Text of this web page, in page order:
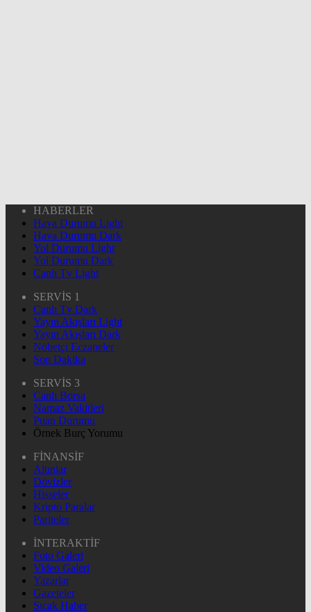
HABERLER
Hava Durumu Light
Hava Durumu Dark
Yol Durumu Light
Yol Durumu Dark
Canlı Tv Light
SERVİS 1
Canlı Tv Dark
Yayın Akışları Light
Yayın Akışları Dark
Nöbetçi Eczaneler
Son Dakika
SERVİS 3
Canlı Borsa
Namaz Vakitleri
Puan Durumu
Örnek Burç Yorumu
FİNANSİF
Altınlar
Dövizler
Hisseler
Kripto Paralar
Pariteler
İNTERAKTİF
Foto Galeri
Video Galeri
Yazarlar
Gazeteler
Sıcak Haber